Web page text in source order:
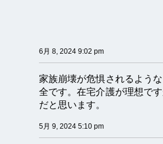
6月 8, 2024 9:02 pm
家族崩壊が危惧されるよう
全です。在宅介護が理想で
だと思います。
5月 9, 2024 5:10 pm